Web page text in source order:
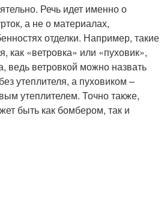
Речь идет именно о
а не о материалах,
отделки. Например, такие
как «ветровка» или «пуховик»,
ведь ветровкой можно назвать
утеплителя, а пуховиком –
утеплителем. Точно также,
быть как бомбером, так и